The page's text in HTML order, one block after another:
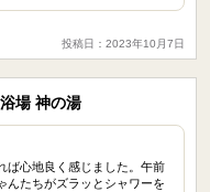
投稿日：2023年10月7日
場 神の湯
ば心地良く感じました。午前
んたちがズラッとシャワーを